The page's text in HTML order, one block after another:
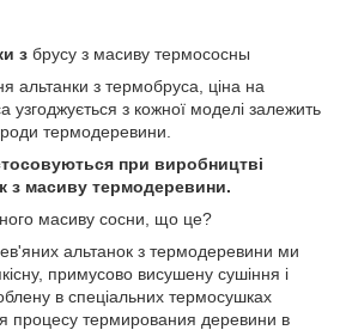
з брусу з масиву термососны
альтанки з термобруса, ціна на
узгоджується з кожної моделі залежить
термодеревини.
при виробництві
з масиву термодеревини.
масиву сосни, що це?
альтанок з термодеревини ми
примусово висушену сушіння і
в спеціальних термосушках
процесу термирования деревини в